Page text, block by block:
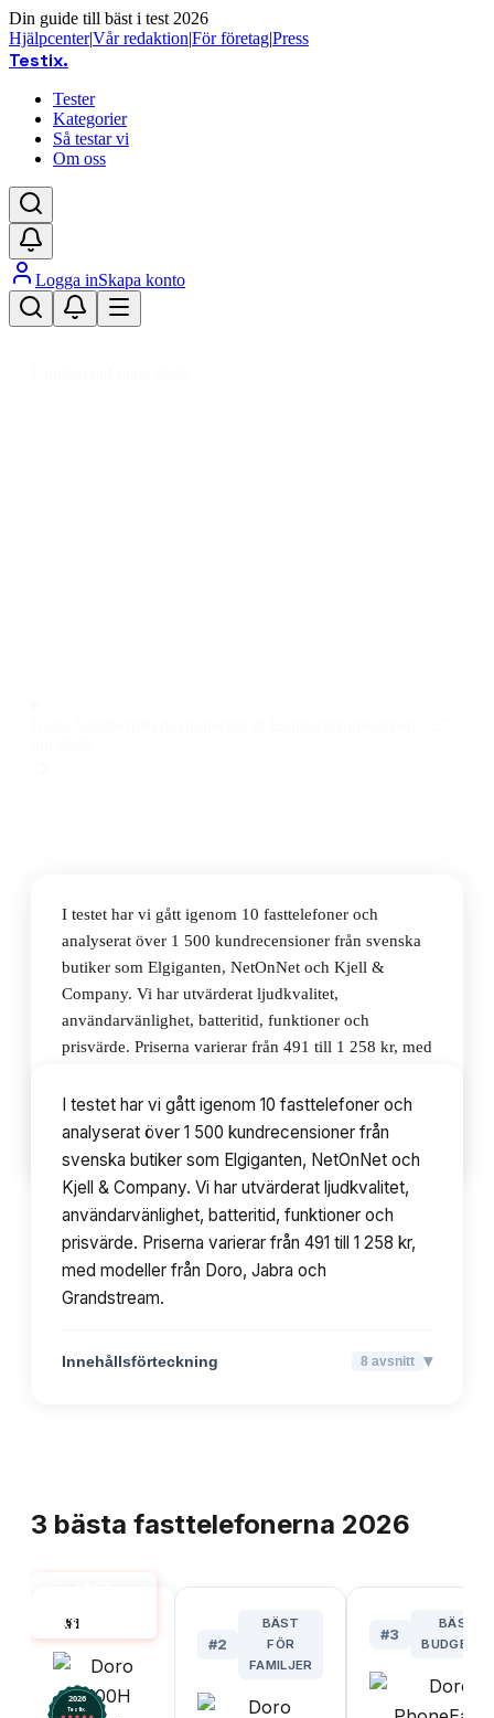
Din guide till bäst i test 2026
Hjälpcenter|Vår redaktion|För företag|Press
Testix.
Tester
Kategorier
Så testar vi
Om oss
Logga inSkapa konto
I testet har vi gått igenom 10 fasttelefoner och
analyserat över 1 500 kundrecensioner från svenska
butiker som Elgiganten, NetOnNet och Kjell &
Company. Vi har utvärderat ljudkvalitet,
användarvänlighet, batteritid, funktioner och
prisvärde. Priserna varierar från 491 till 1 258 kr, med
Innehållsförteckning 8avsnitt
I testet har vi gått igenom 10 fasttelefoner och
analyserat över 1 500 kundrecensioner från
svenska butiker som Elgiganten, NetOnNet och
Kjell & Company. Vi har utvärderat ljudkvalitet,
användarvänlighet, batteritid, funktioner och
prisvärde. Priserna varierar från 491 till 1 258 kr,
med modeller från Doro, Jabra och
Grandstream.
Innehållsförteckning 8 avsnitt ▾
3 bästa fasttelefonerna 2026
BÄST I TEST
#1
2026
Testix.
#2
BÄST
FÖR
FAMILJER
#3
BÄSTA